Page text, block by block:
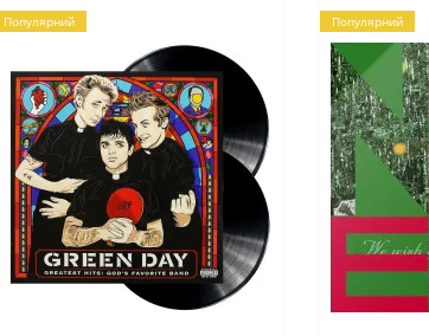
Популярний Популярний